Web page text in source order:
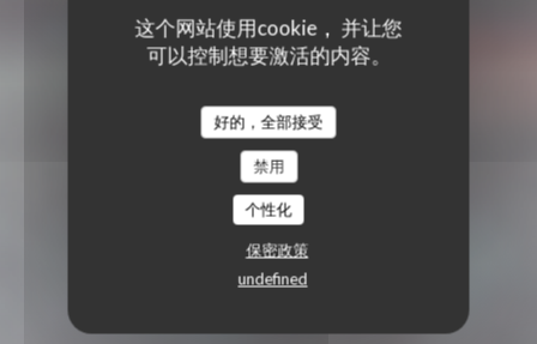
这个网站使用cookie， 并让您
可以控制想要激活的内容。
好的，全部接受
禁用
个性化
保密政策
undefined